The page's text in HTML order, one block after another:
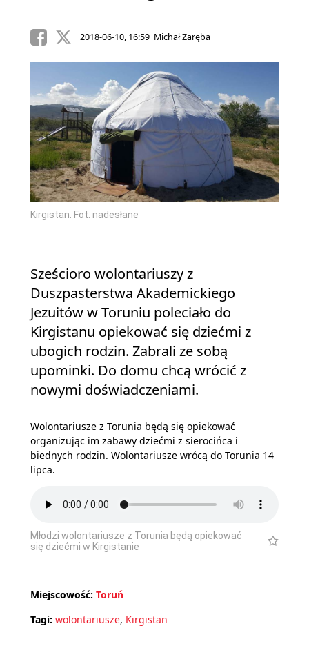
2018-06-10, 16:59 Michał Zaręba
Kirgistan. Fot. nadesłane
Sześcioro wolontariuszy z
Duszpasterstwa Akademickiego
Jezuitów w Toruniu poleciało do
Kirgistanu opiekować się dziećmi z
ubogich rodzin. Zabrali ze sobą
upominki. Do domu chcą wrócić z
nowymi doświadczeniami.
Wolontariusze z Torunia będą się opiekować
organizując im zabawy dziećmi z sierocińca i
biednych rodzin. Wolontariusze wrócą do Torunia 14
lipca.
Młodzi wolontariusze z Torunia będą opiekować
się dziećmi w Kirgistanie
Miejscowość: Toruń
Tagi: wolontariusze, Kirgistan